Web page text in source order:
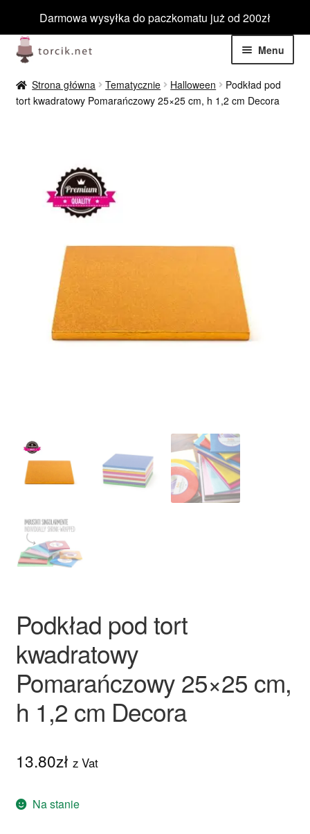
Darmowa wysyłka do paczkomatu już od 200zł
Przejdź
do
nawigacji
Przejdź
do
treści
Menu
Jadalne
Rozwiń
menu
Tematyczne
Wyprzedaż
Nowości
Ozdoby na tort weselny
Strona główna Tematycznie Halloween
Podkład pod
tort kwadratowy Pomarańczowy 25×25 cm, h 1,2 cm Decora
Podkład pod tort
kwadratowy
Pomarańczowy 25×25 cm,
h 1,2 cm Decora
13.80zł z Vat
Na stanie